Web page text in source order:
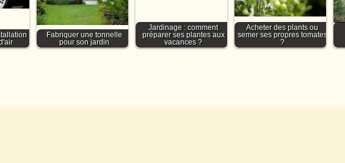
Fabriquer une tonnelle
pour son jardin
Jardinage : comment
préparer ses plantes aux
vacances ?
Acheter des plants ou
semer ses propres tomates
?